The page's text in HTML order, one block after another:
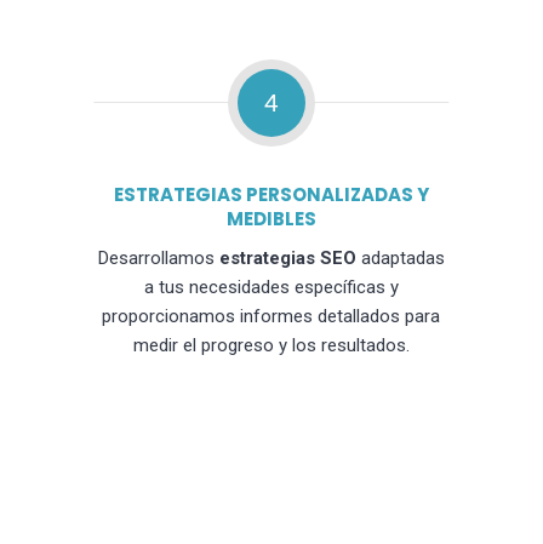
4
ESTRATEGIAS PERSONALIZADAS Y
MEDIBLES
Desarrollamos estrategias SEO adaptadas
a tus necesidades específicas y
proporcionamos informes detallados para
medir el progreso y los resultados.